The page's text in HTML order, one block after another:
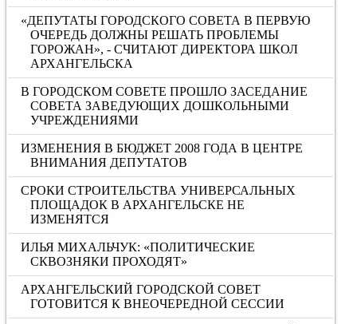
«ДЕПУТАТЫ ГОРОДСКОГО СОВЕТА В ПЕРВУЮ
ОЧЕРЕДЬ ДОЛЖНЫ РЕШАТЬ ПРОБЛЕМЫ
ГОРОЖАН», - СЧИТАЮТ ДИРЕКТОРА ШКОЛ
АРХАНГЕЛЬСКА
В ГОРОДСКОМ СОВЕТЕ ПРОШЛО ЗАСЕДАНИЕ
СОВЕТА ЗАВЕДУЮЩИХ ДОШКОЛЬНЫМИ
УЧРЕЖДЕНИЯМИ
ИЗМЕНЕНИЯ В БЮДЖЕТ 2008 ГОДА В ЦЕНТРЕ
ВНИМАНИЯ ДЕПУТАТОВ
СРОКИ СТРОИТЕЛЬСТВА УНИВЕРСАЛЬНЫХ
ПЛОЩАДОК В АРХАНГЕЛЬСКЕ НЕ
ИЗМЕНЯТСЯ
ИЛЬЯ МИХАЛЬЧУК: «ПОЛИТИЧЕСКИЕ
СКВОЗНЯКИ ПРОХОДЯТ»
АРХАНГЕЛЬСКИЙ ГОРОДСКОЙ СОВЕТ
ГОТОВИТСЯ К ВНЕОЧЕРЕДНОЙ СЕССИИ